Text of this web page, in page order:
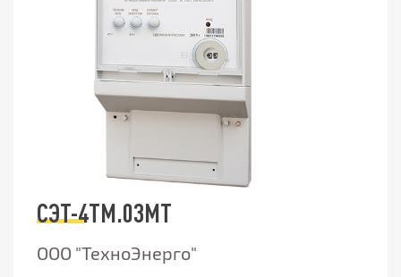
СЭТ-4ТМ.03МТ
ООО "ТехноЭнерго"